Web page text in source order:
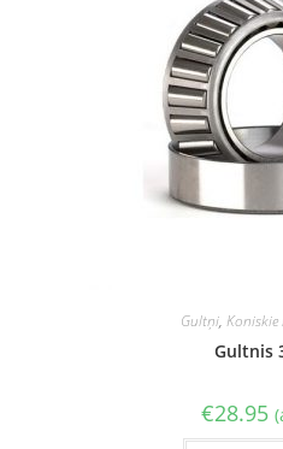
Gultņi,
Gultnis
€28.95